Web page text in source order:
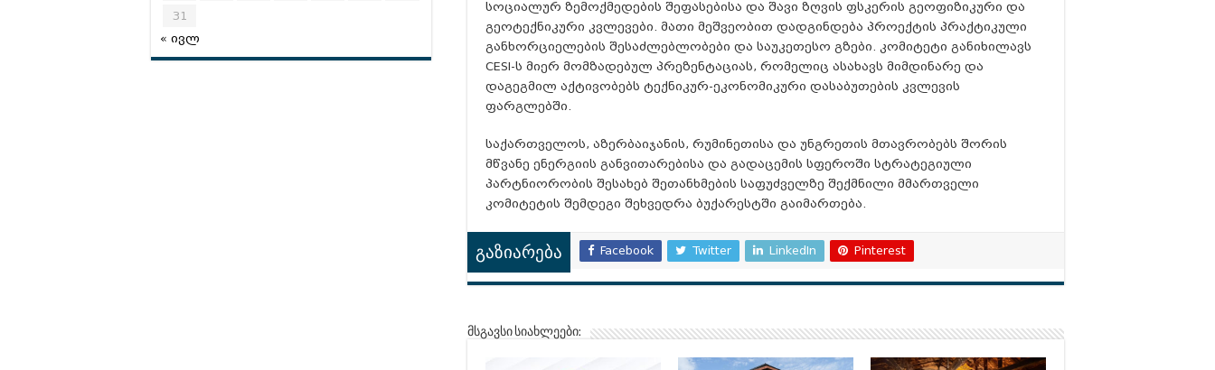
სოციალურ ზემოქმედების შეფასებისა და შავი ზღვის ფსკერის გეოფიზიკური და
გეოტექნიკური კვლევები. მათი მეშვეობით დადგინდება პროექტის პრაქტიკული
განხორციელების შესაძლებლობები და საუკეთესო გზები. კომიტეტი განიხილავს
CESI-ს მიერ მომზადებულ პრეზენტაციას, რომელიც ასახავს მიმდინარე და
დაგეგმილ აქტივობებს ტექნიკურ-ეკონომიკური დასაბუთების კვლევის
ფარგლებში.
საქართველოს, აზერბაიჯანის, რუმინეთისა და უნგრეთის მთავრობებს შორის
მწვანე ენერგიის განვითარებისა და გადაცემის სფეროში სტრატეგიული
პარტნიორობის შესახებ შეთანხმების საფუძველზე შექმნილი მმართველი
კომიტეტის შემდეგი შეხვედრა ბუქარესტში გაიმართება.
გაზიარება Facebook Twitter LinkedIn Pinterest
მსგავსი სიახლეები:
31
« ივლ